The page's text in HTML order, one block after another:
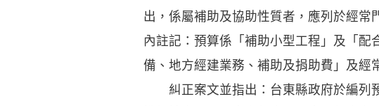
出，係屬補助及協助性質者，應列於經常
內註記：預算係「補助小型工程」及「
備、地方經建業務、補助及捐助費」及經
糾正案文並指出：台東縣政府於編列預